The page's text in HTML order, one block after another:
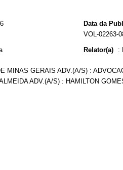
Data da
VOL-02263-
Relator(a) :
MINAS GERAIS ADV.(A/S) :
ADV.(A/S) : HAMILTON